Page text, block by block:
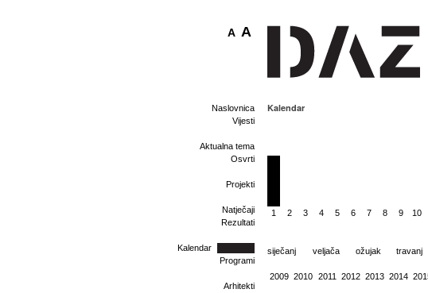
A A
Naslovnica
Vijesti
Aktualna tema
Osvrti
Projekti
Natječaji
Rezultati
Kalendar
Programi
Arhitekti
Kalendar
1 2 3 4 5 6 7 8 9 10
siječanj veljača ožujak travanj
2009 2010 2011 2012 2013 2014